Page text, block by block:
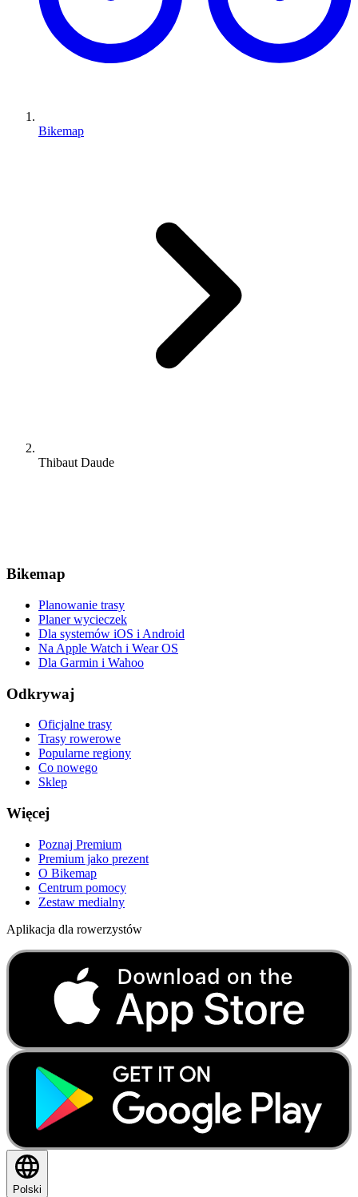
Bikemap
Thibaut Daude
Bikemap
Planowanie trasy
Planer wycieczek
Dla systemów iOS i Android
Na Apple Watch i Wear OS
Dla Garmin i Wahoo
Odkrywaj
Oficjalne trasy
Trasy rowerowe
Popularne regiony
Co nowego
Sklep
Więcej
Poznaj Premium
Premium jako prezent
O Bikemap
Centrum pomocy
Zestaw medialny
Aplikacja dla rowerzystów
Polski